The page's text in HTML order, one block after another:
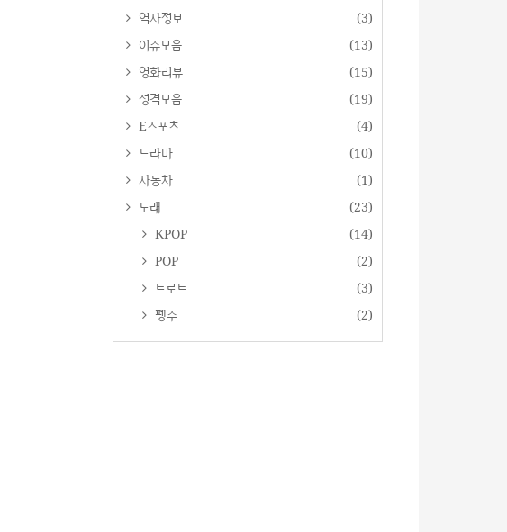
역사정보
(3)
이슈모음
(13)
영화리뷰
(15)
성격모음
(19)
E스포츠
(4)
드라마
(10)
자동차
(1)
노래
(23)
KPOP
(14)
POP
(2)
트로트
(3)
펭수
(2)